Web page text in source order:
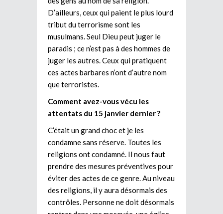
D’ailleurs, ceux qui paient le plus lourd
tribut du terrorisme sont les
musulmans. Seul Dieu peut juger le
paradis ; ce n’est pas à des hommes de
juger les autres. Ceux qui pratiquent
ces actes barbares n’ont d’autre nom
que terroristes.
Comment avez-vous vécu les
attentats du 15 janvier dernier ?
C’était un grand choc et je les
condamne sans réserve. Toutes les
religions ont condamné. Il nous faut
prendre des mesures préventives pour
éviter des actes de ce genre. Au niveau
des religions, il y aura désormais des
contrôles. Personne ne doit désormais